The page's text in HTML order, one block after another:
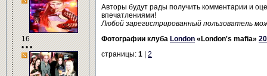
16
• • •
Авторы будут рады получить комментарии и
впечатлениями!
Любой зарегистрированный пользователь
Фотографии клуба London «London's mafia»
страницы: 1 2